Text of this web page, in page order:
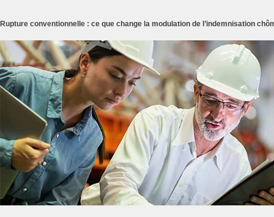
Rupture conventionnelle : ce que change la modulation de l’indemnisation